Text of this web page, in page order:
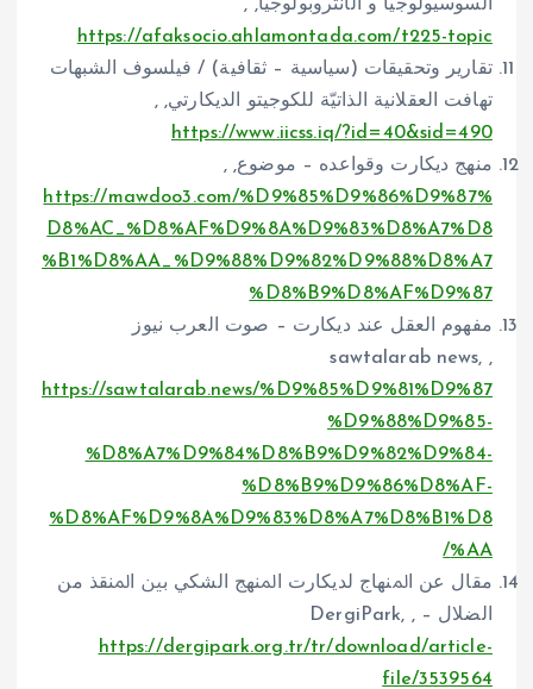
السوسيولوجيا و الأنثروبولوجيا, ,
https://afaksocio.ahlamontada.com/t225-topic
تقارير وتحقيقات (سياسية – ثقافية) / فيلسوف الشبهات
تهافت العقلانية الذاتيّة للكوجيتو الديكارتي, ,
https://www.iicss.iq/?id=40&sid=490
منهج ديكارت وقواعده – موضوع, ,
https://mawdoo3.com/%D9%85%D9%86%D9%87%
D8%AC_%D8%AF%D9%8A%D9%83%D8%A7%D8
%B1%D8%AA_%D9%88%D9%82%D9%88%D8%A7
%D8%B9%D8%AF%D9%87
مفهوم العقل عند ديكارت – صوت العرب نيوز
sawtalarab news, ,
https://sawtalarab.news/%D9%85%D9%81%D9%87
%D9%88%D9%85-
%D8%A7%D9%84%D8%B9%D9%82%D9%84-
%D8%B9%D9%86%D8%AF-
%D8%AF%D9%8A%D9%83%D8%A7%D8%B1%D8
%AA/
ﻣﻘﺎل ﻋﻦ اﳌﻨﻬﺎج ﻟﺪﻳﻜﺎرت اﳌﻨﻬﺞ اﻟﺸﻜﻲ ﺑﲔ اﳌﻨﻘﺬ ﻣﻦ
اﻟﻀﻼل – DergiPark, ,
https://dergipark.org.tr/tr/download/article-
file/3539564